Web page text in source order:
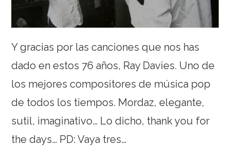
Y gracias por las canciones que nos has
dado en estos 76 años, Ray Davies. Uno de
los mejores compositores de música pop
de todos los tiempos. Mordaz, elegante,
sutil, imaginativo… Lo dicho, thank you for
the days… PD: Vaya tres…